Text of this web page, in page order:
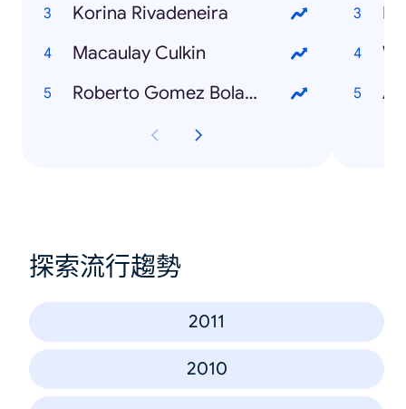
Korina Rivadeneira
Macaulay Culkin
Roberto Gomez Bolaños
探索流行趨勢
2011
2010